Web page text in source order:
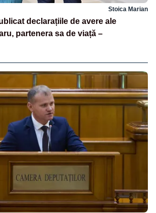
Stoica Marian
declarațiile de avere ale
partenera sa de viață –